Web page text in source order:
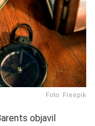
Foto: Freepik
objavil